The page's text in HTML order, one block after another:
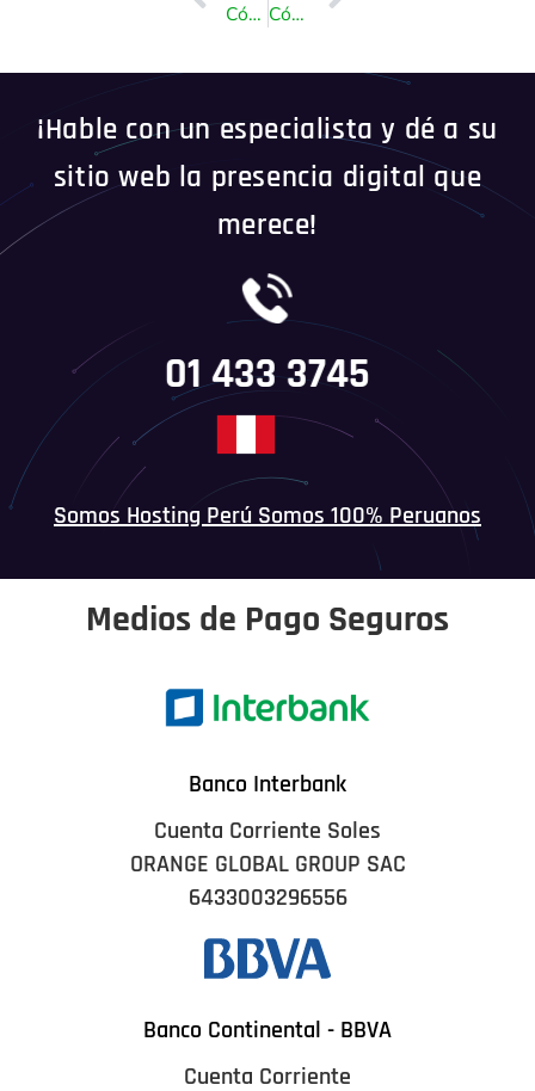
Cómo instalar phpBB Forum a través de Softaculous en cPanel Cómo instalar MyBB Forum a través de Softaculous en cPanel
¡Hable con un especialista y dé a su
sitio web la presencia digital que
merece!
01 433 3745
Somos Hosting Perú Somos 100% Peruanos
Medios de Pago Seguros
Banco Interbank
Cuenta Corriente Soles
ORANGE GLOBAL GROUP SAC
6433003296556
Banco Continental - BBVA
Cuenta Corriente